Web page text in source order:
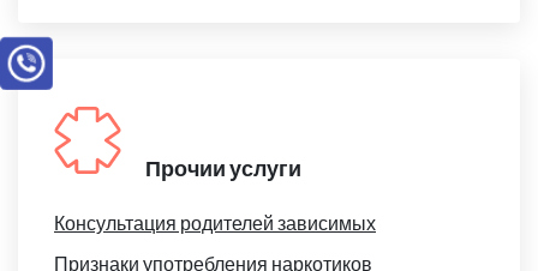
Прочии услуги
Консультация родителей зависимых
Признаки употребления наркотиков